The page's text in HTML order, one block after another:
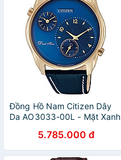
Đồng Hồ Nam Citizen Dây
Da AO3033-00L - Mặt Xanh
5.785.000 đ